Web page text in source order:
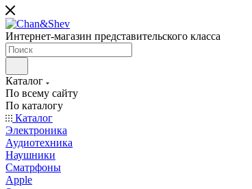
Интернет-магазин представительского класса
Каталог
По всему сайту
По каталогу
Каталог
Электроника
Аудиотехника
Наушники
Сматрфоны
Apple